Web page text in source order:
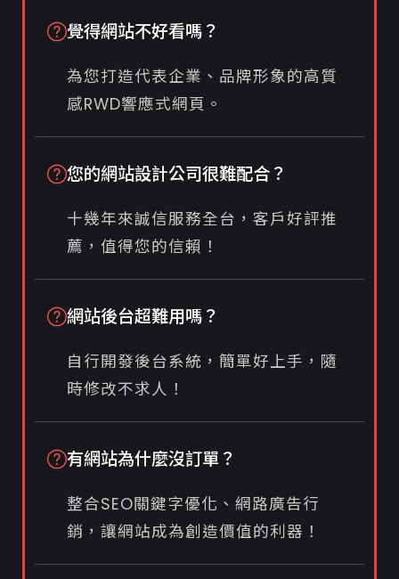
覺得網站不好看嗎？
為您打造代表企業、品牌形象的高質
感RWD響應式網頁。
您的網站設計公司很難配合？
十幾年來誠信服務全台，客戶好評推
薦，值得您的信賴！
網站後台超難用嗎？
自行開發後台系統，簡單好上手，隨
時修改不求人！
有網站為什麼沒訂單？
整合SEO關鍵字優化、網路廣告行
銷，讓網站成為創造價值的利器！